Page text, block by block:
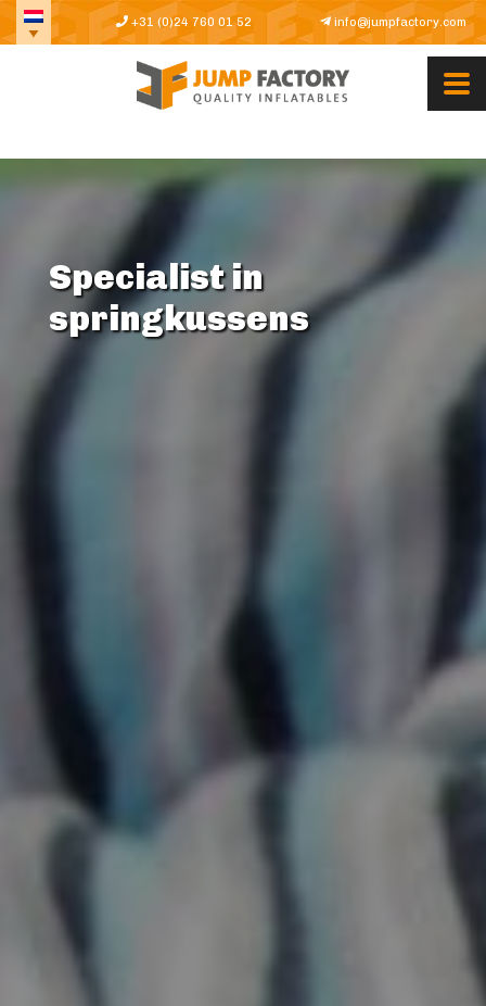
+31 (0)24 760 01 52 info@jumpfactory.com
Specialist in
springkussens